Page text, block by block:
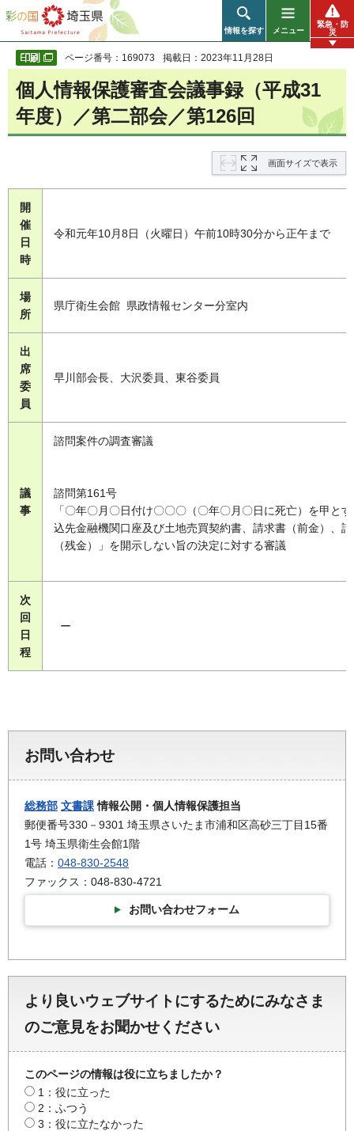
彩の国 埼玉県
情報を探す メニュー
緊急・防
災
ページ番号：169073 掲載日：2023年11月28日
個人情報保護審査会議事録（平成31
年度）／第二部会／第126回
画面サイズで表示
開
催
日
時
令和元年10月8日（火曜日）午前10時30分から正午まで
場
所
県庁衛生会館 県政情報センター分室内
出
席
委
員
早川部会長、大沢委員、東谷委員
議
事
諮問案件の調査審議
諮問第161号
「〇年〇月〇日付け〇〇〇（〇年〇月〇日に死亡）を甲と
込先金融機関口座及び土地売買契約書、請求書（前金）、
（残金）」を開示しない旨の決定に対する審議
次
回
日
程
ー
お問い合わせ
総務部 文書課情報公開・個人情報保護担当
郵便番号330－9301 埼玉県さいたま市浦和区高砂三丁目15番
1号 埼玉県衛生会館1階
電話： 048-830-2548
ファックス：048-830-4721
お問い合わせフォーム
より良いウェブサイトにするためにみなさま
のご意見をお聞かせください
このページの情報は役に立ちましたか？
1：役に立った
2：ふつう
3：役に立たなかった